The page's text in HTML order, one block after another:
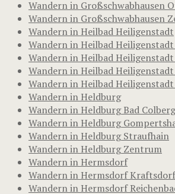
Wandern in Großschwabhausen
Wandern in Großschwabhausen
Wandern in Heilbad Heiligenstadt
Wandern in Heilbad
Wandern in Heilbad
Wandern in Heilbad
Wandern in Heilbad
Wandern in Heldburg
Wandern in Heldburg Bad
Wandern in Heldburg
Wandern in Heldburg Straufhain
Wandern in Heldburg Zentrum
Wandern in Hermsdorf
Wandern in Hermsdorf Kraftsdorf
Wandern in Hermsdorf